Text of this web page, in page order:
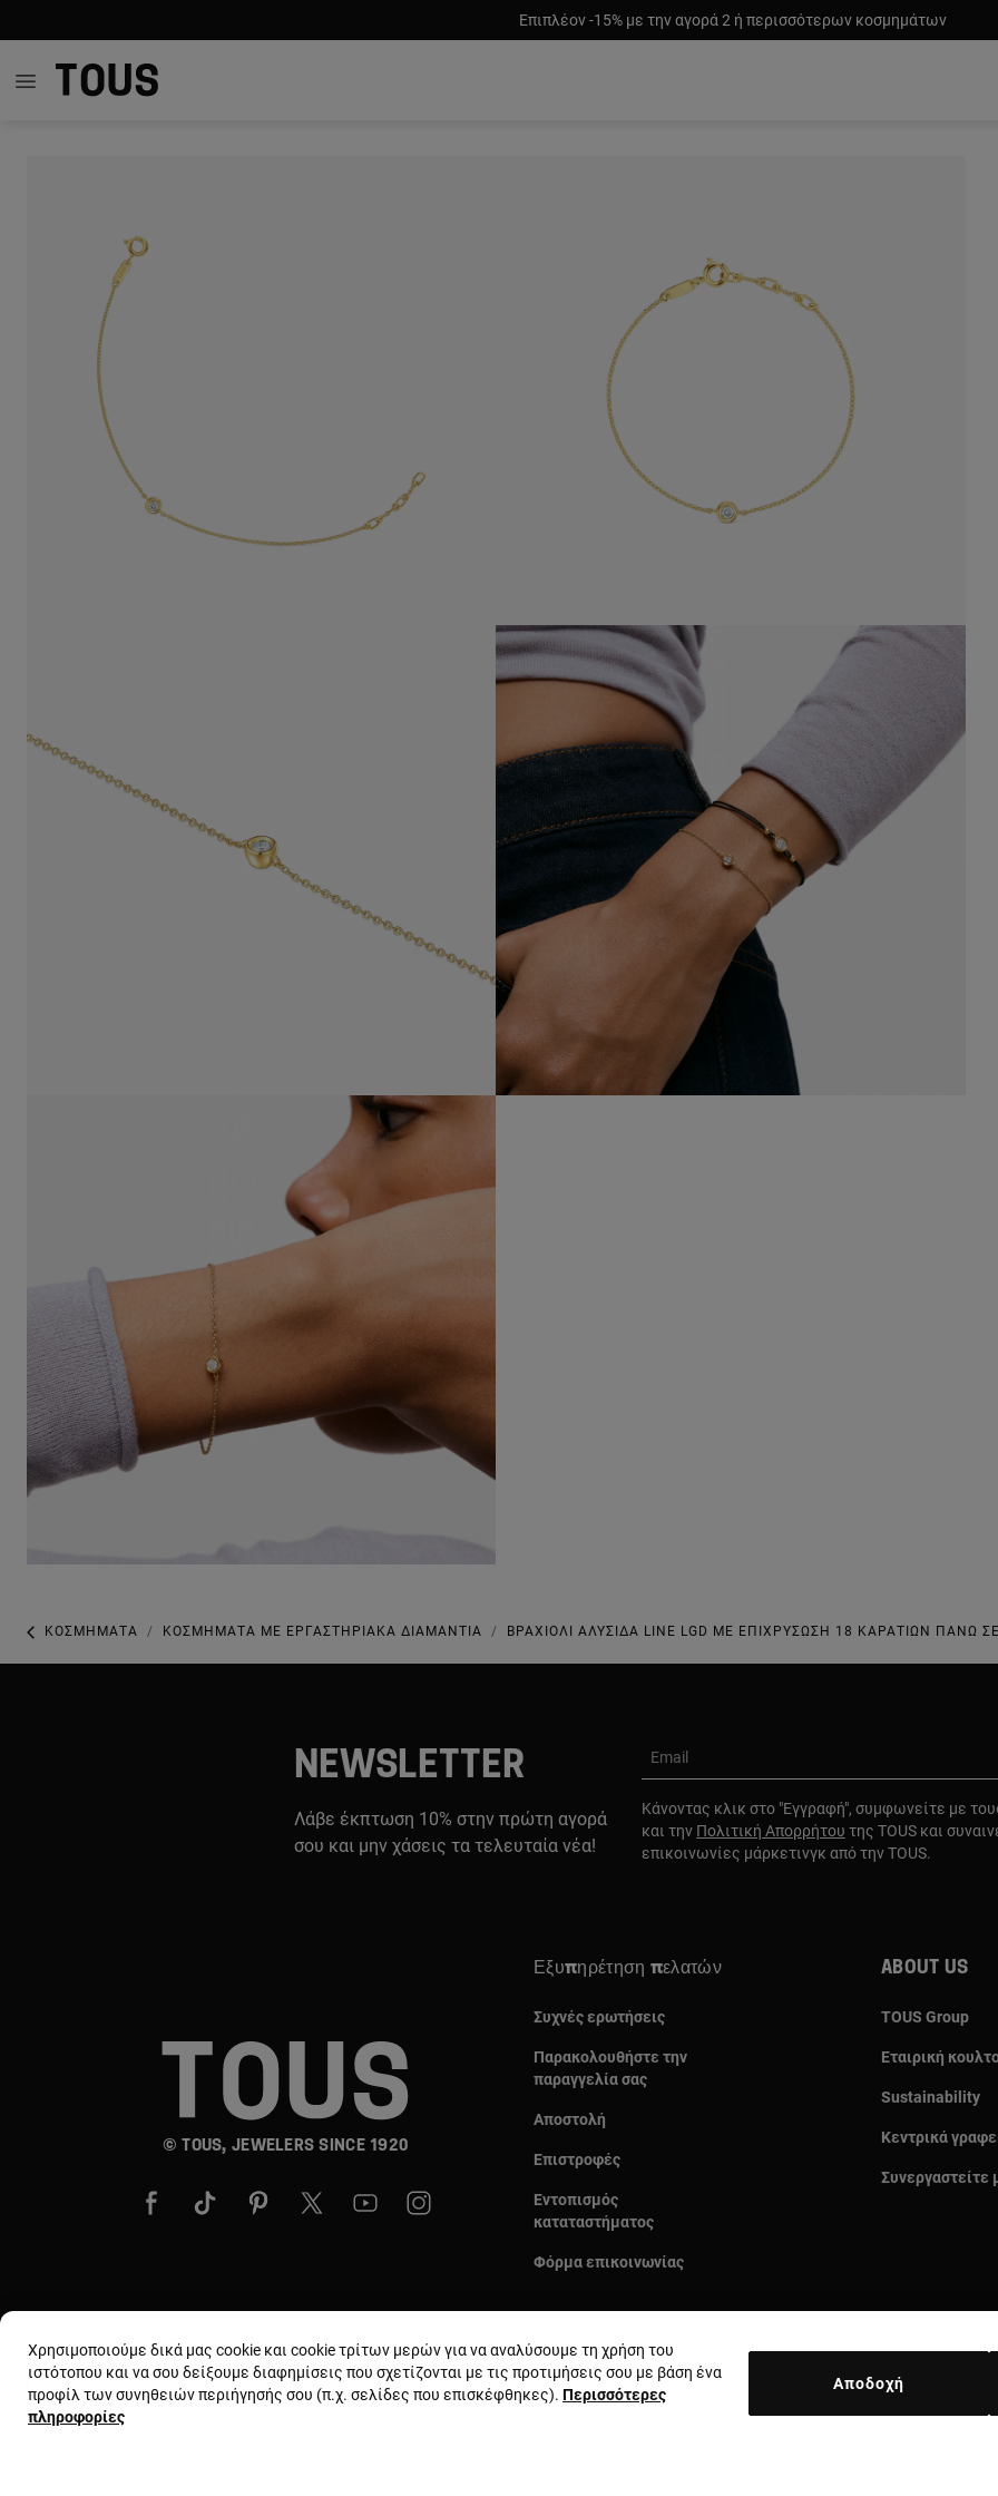
Επιπλέον -15% με την αγορά 2 ή περισσότερων κοσμημάτων
ΚΟΣΜΉΜΑΤΑ ΚΟΣΜΉΜΑΤΑ ΜΕ ΕΡΓΑΣΤΗΡΙΑΚΆ ΔΙΑΜΆΝΤΙΑ ΒΡΑΧΙΌΛΙ ΑΛΥΣΊΔΑ LINE LGD ΜΕ ΕΠΙΧΡΎΣΩΣΗ 18 ΚΑΡΑΤΊΩΝ ΠΆΝΩ
NEWSLETTER
Λάβε έκπτωση 10% στην πρώτη αγορά
σου και μην χάσεις τα τελευταία νέα!
Email
Κάνοντας κλικ στο "Εγγραφή", συμφωνείτε με
και την Πολιτική Απορρήτου της TOUS και
επικοινωνίες μάρκετινγκ από την TOUS.
© TOUS, JEWELERS SINCE 1920
Εξυπηρέτηση πελατών
Συχνές ερωτήσεις
Παρακολουθήστε την
παραγγελία σας
Αποστολή
Επιστροφές
Εντοπισμός
καταταστήματος
Φόρμα επικοινωνίας
About us
TOUS Group
Εταιρική
Sustainability
Κεντρικά
Συνεργαστείτε
Χώρα και νόμισμα:
Χρησιμοποιούμε δικά μας cookie και cookie τρίτων μερών για να αναλύσουμε τη χρήση του
ιστότοπου και να σου δείξουμε διαφημίσεις που σχετίζονται με τις προτιμήσεις σου με βάση ένα
προφίλ των συνηθειών περιήγησής σου (π.χ. σελίδες που επισκέφθηκες). Περισσότερες
πληροφορίες
Αποδοχή